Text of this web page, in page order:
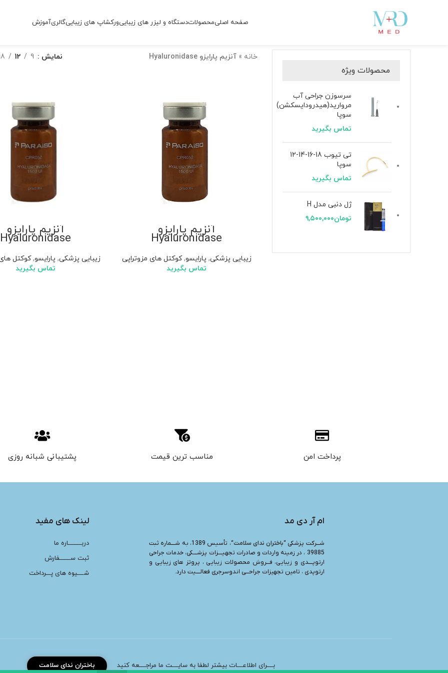
صفحه اصلیمحصولاتدستگاه و لیزر های زیباییورکشاپ های زیباییگالریآموزش
محصولات ویژه
سرسوزن جراحی آب
مروارید(هیدرودایسکشن)
سوپا
تماس بگیرید
تی تیوب 18-16-14-12
سوپا
تماس بگیرید
ژل دنبی مدل H
تومان۹,۵۰۰,۰۰۰
خانه »آنزیم پارایزو Hyaluronidase نمایش 9
12
آنزیم پارایزو
Hyaluronidase
زیبایی پزشکی, پارایسو,کوکتل های مزوتراپی
تماس بگیرید
آنزیم پارایزو
Hyaluronidase
زیبایی پزشکی, پارایسو,کوکتل
تماس بگیرید
پرداخت امن مناسب ترین قیمت پشتیبانی شبانه روزی
ام آر دی مد
شـــرکت پزشکی “باختران ندای سلامت
“، تأسیس 1389، به شــــماره ثبت
39885 ، در زمینه واردات و صادرات تجهیــــزات پزشــــکی، خدمات جراحی
ارتوپــــدی و زیبایی، فـــروش محصولات زیبایی ، پروتز های زیبایی و
ارتوپدی ، تامین تجهیزات جراحـــی اندوسرجری فعالــــیت دارد.
لینک های مفید
دربـــــــــاره ما
ثبت ســـــــفارش
شــــیوه های پـــرداخت
بــــرای اطلاعــــات بیشتر لطفا به سایــــت ما مراجــــعه کنید باختران ندای سلامت